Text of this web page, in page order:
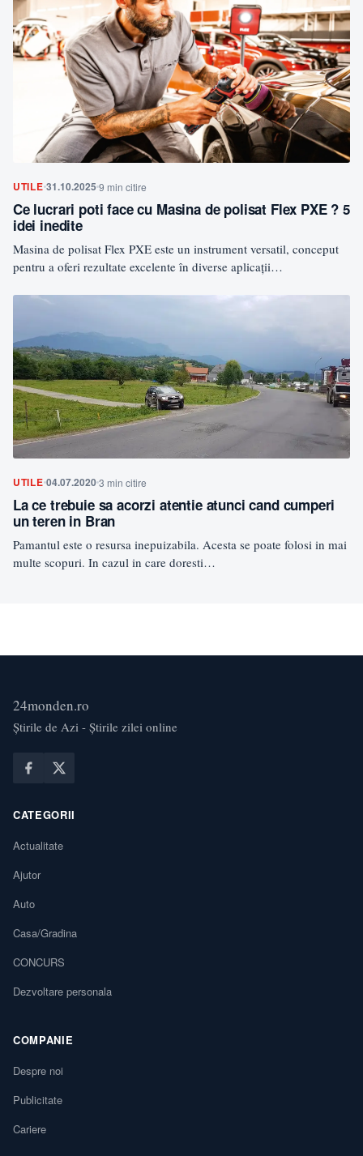
UTILE 31.10.2025 9 min citire
Ce lucrari poti face cu Masina de polisat Flex PXE ? 5
idei inedite
Masina de polisat Flex PXE este un instrument versatil, conceput
pentru a oferi rezultate excelente în diverse aplicații…
UTILE 04.07.20203 min citire
La ce trebuie sa acorzi atentie atunci cand cumperi
un teren in Bran
Pamantul este o resursa inepuizabila. Acesta se poate folosi in mai
multe scopuri. In cazul in care doresti…
24monden.ro
Știrile de Azi - Știrile zilei online
CATEGORII
Actualitate
Ajutor
Auto
Casa/Gradina
CONCURS
Dezvoltare personala
COMPANIE
Despre noi
Publicitate
Cariere